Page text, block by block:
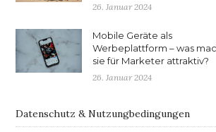
26. Januar 2024
Mobile Geräte als
Werbeplattform – was
sie für Marketer attraktiv?
26. Januar 2024
Datenschutz & Nutzungbedingungen